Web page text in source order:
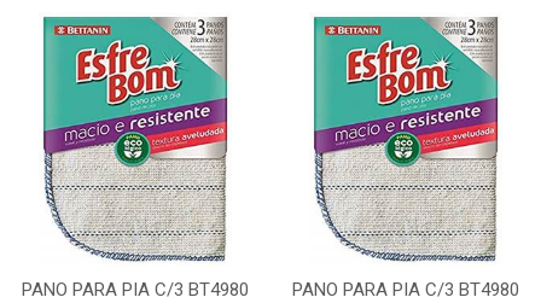
PANO PARA PIA C/3 BT4980 PANO PARA PIA C/3 BT4980